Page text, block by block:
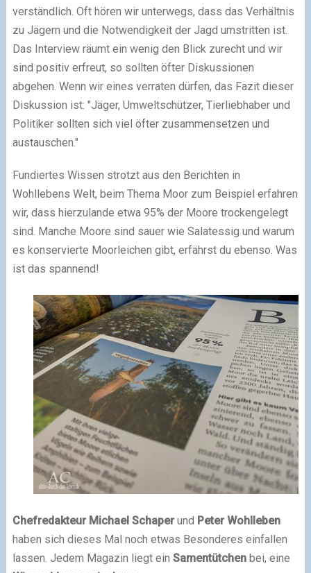
verständlich. Oft hören wir unterwegs, dass das Verhältnis
zu Jägern und die Notwendigkeit der Jagd umstritten ist.
Das Interview räumt ein wenig den Blick zurecht und wir
sind positiv erfreut, so sollten öfter Diskussionen
abgehen. Wenn wir eines verraten dürfen, das Fazit dieser
Diskussion ist: "Jäger, Umweltschützer, Tierliebhaber und
Politiker sollten sich viel öfter zusammensetzen und
austauschen."
Fundiertes Wissen strotzt aus den Berichten in
Wohllebens Welt, beim Thema Moor zum Beispiel erfahren
wir, dass hierzulande etwa 95% der Moore trockengelegt
sind. Manche Moore sind sauer wie Salatessig und warum
es konservierte Moorleichen gibt, erfährst du ebenso. Was
ist das spannend!
Chefredakteur Michael Schaperund Peter Wohlleben
haben sich dieses Mal noch etwas Besonderes einfallen
lassen. Jedem Magazin liegt ein Samentütchen bei, eine